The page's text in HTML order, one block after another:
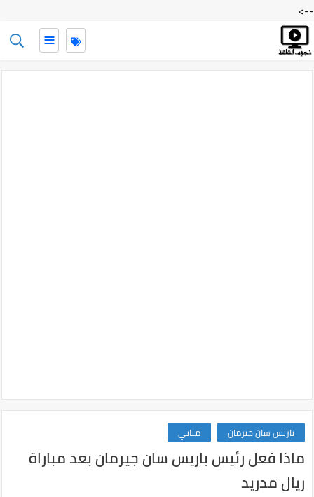
-->
≡
باريس سان جيرمان مبابي
ماذا فعل رئيس باريس سان جيرمان بعد مباراة
ريال مدريد